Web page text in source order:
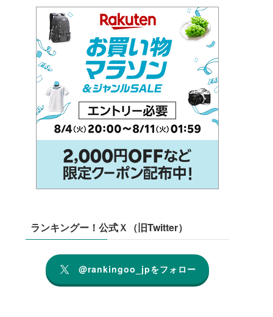
ランキングー！公式Ｘ（旧Twitter）
@rankingoo_jpをフォロー